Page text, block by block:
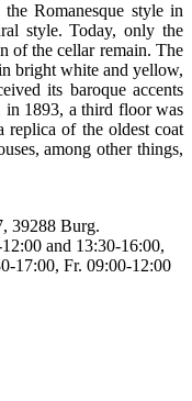
Romanesque style in
style. Today, only the
of the cellar remain. The
bright white and yellow,
its baroque accents
1893, a third floor was
replica of the oldest coat
among other things,
39288 Burg.
and 13:30-16:00,
17:00, Fr. 09:00-12:00